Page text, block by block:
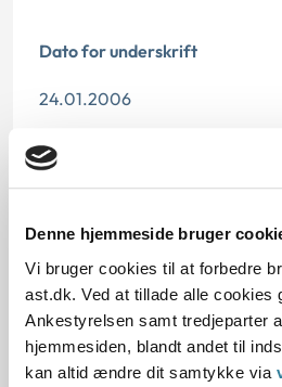
Denne hjemmeside bruger
Vi bruger cookies til at forbedre
ast.dk. Ved at tillade alle cookies
Ankestyrelsen samt tredjeparter
hjemmesiden, blandt andet til
kan altid ændre dit samtykke via
Dato for underskrift
24.01.2006
Offentliggørelsesdato
11.07.2013
Denne principafgørelse er
da den ikke længere har
Paragraf
§ 84 § 100